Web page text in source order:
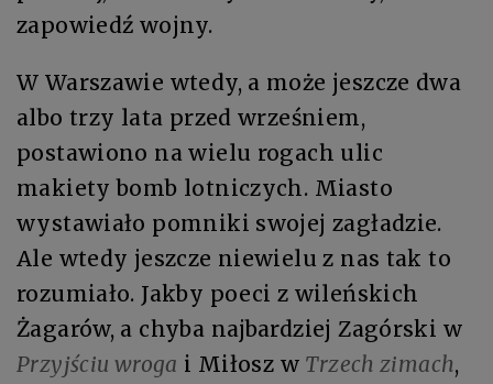
zapowiedź wojny.
W Warszawie wtedy, a może jeszcze dwa
albo trzy lata przed wrześniem,
postawiono na wielu rogach ulic
makiety bomb lotniczych. Miasto
wystawiało pomniki swojej zagładzie.
Ale wtedy jeszcze niewielu z nas tak to
rozumiało. Jakby poeci z wileńskich
Żagarów, a chyba najbardziej Zagórski w
Przyjściu wroga i Miłosz w Trzech zimach,